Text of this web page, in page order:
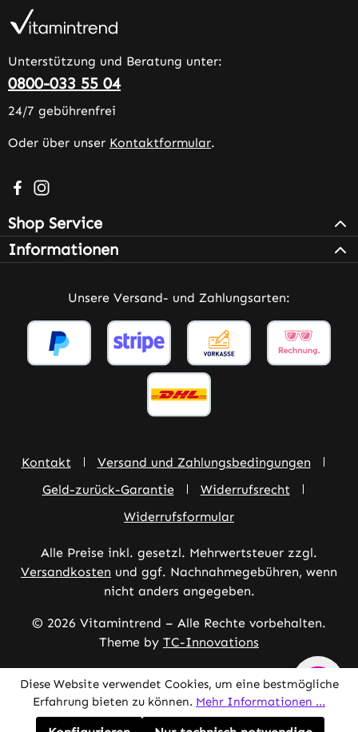
Unterstützung und Beratung unter:
0800-033 55 04
24/7 gebührenfrei
Oder über unser Kontaktformular.
Besuche uns auf Facebook – öffnet in neuem Tab
Schau auf Instagram vorbei – öffnet in neuem Tab
Shop Service
Informationen
Unsere Versand- und Zahlungsarten:
Kontakt
Versand und Zahlungsbedingungen
Geld-zurück-Garantie
Widerrufsrecht
Widerrufsformular
Alle Preise inkl. gesetzl. Mehrwertsteuer zzgl.
Versandkosten und ggf. Nachnahmegebühren, wenn
nicht anders angegeben.
© 2026 Vitamintrend – Alle Rechte vorbehalten.
Theme by TC-Innovations
Diese Website verwendet Cookies, um eine bestmögliche
Erfahrung bieten zu können. Mehr Informationen ...